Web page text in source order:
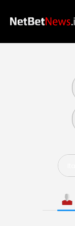
Calcio
Basket
Tennis
Lo
I